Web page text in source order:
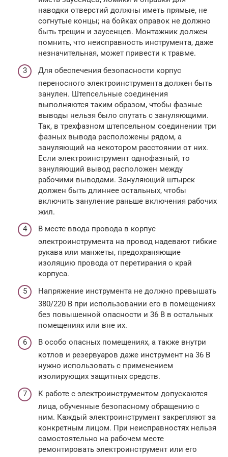
наводки отверстий должны иметь прямые, не
согнутые концы; на бойках оправок не должно
быть трещин и заусенцев. Монтажник должен
помнить, что неисправность инструмен­та, даже
незначительная, может привести к травме.
Для обеспечения безопасности корпус
переносного электроинструмента должен быть
занулен. Штепсельные соединения
выполняются таким образом, чтобы фазные
выводы нельзя было спутать с зануляющими.
Так, в трехфазном штепсельном соединении три
фазных вывода расположены рядом, а
зануляющий на некотором расстоянии от них.
Если электроинструмент однофазный, то
зануляющий вывод расположен между
рабочими выводами. Зануляющий штырек
должен быть длиннее остальных, чтобы
включить зануление раньше включения рабочих
жил.
В месте ввода провода в корпус
электроинструмента на провод надевают гибкие
рукава или манжеты, предохраняющие
изоляцию провода от перетирания о край
корпуса.
Напряжение инструмента не должно превышать
380/220 В при использовании его в помещениях
без повышенной опасности и 36 В в остальных
помещениях или вне их.
В особо опасных помещениях, а также внутри
котлов и резервуаров даже инструмент на 36 В
нужно использовать с применением
изолирующих защитных средств.
К работе с электроинструментом допускаются
лица, обученные безопасному обращению с
ним. Каждый электроинструмент закрепляют за
конкретным лицом. При неисправностях нельзя
самостоятельно на рабочем месте
ремонтировать электроинструмент или его